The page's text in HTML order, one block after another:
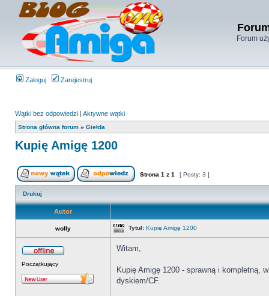
Forum
Zaloguj Zarejestruj
Wątki bez odpowiedzi | Aktywne wątki
Strona główna forum » Giełda
Kupię Amigę 1200
Strona 1 z 1 [ Posty: 3 ]
Drukuj
Autor
wolly Tytuł: Kupię Amigę 1200
Początkujący
Witam,
Kupię Amigę 1200 - sprawną i kompletną,
dyskiem/CF.